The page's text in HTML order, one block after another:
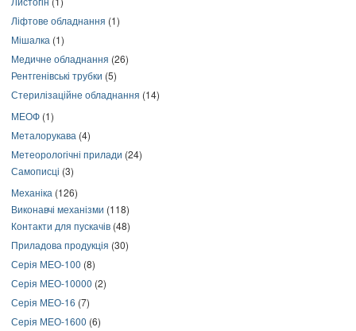
Ліфтове обладнання (1)
Мішалка (1)
Медичне обладнання (26)
Рентгенівські трубки (5)
Стерилізаційне обладнання (14)
МЕОФ (1)
Металорукава (4)
Метеорологічні прилади (24)
Самописці (3)
Механіка (126)
Виконавчі механізми (118)
Контакти для пускачів (48)
Приладова продукція (30)
Серія МЕО-100 (8)
Серія МЕО-10000 (2)
Серія МЕО-16 (7)
Серія МЕО-1600 (6)